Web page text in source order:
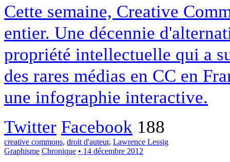
Cette semaine, Creative
entier. Une décennie
propriété intellectuelle qui a
des rares médias en CC en
une infographie interactive.
Twitter Facebook 188
creative commons, droit d'auteur, Lawrence Lessig
Graphisme Chronique • 14 décembre 2012